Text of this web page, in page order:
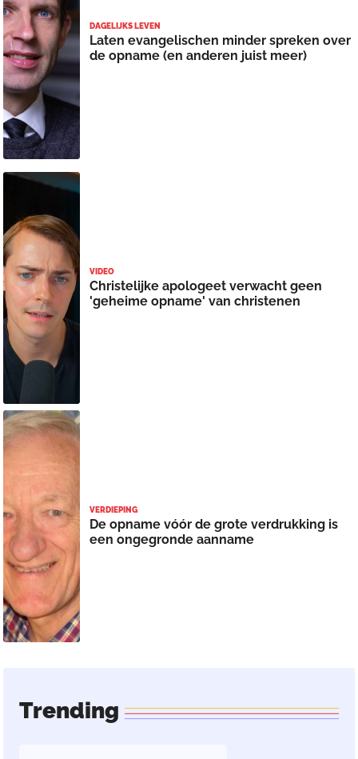
DAGELIJKS LEVEN
Laten evangelischen minder spreken over
de opname (en anderen juist meer)
VIDEO
Christelijke apologeet verwacht geen
'geheime opname' van christenen
VERDIEPING
De opname vóór de grote verdrukking is
een ongegronde aanname
Trending